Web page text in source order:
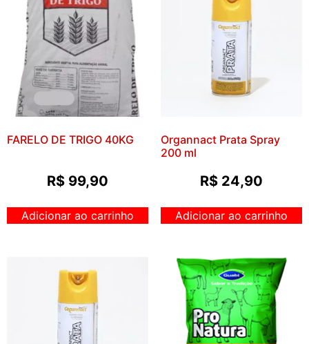
FARELO DE TRIGO 40KG
R$ 99,90
Adicionar ao carrinho
Organnact Prata Spray
200 ml
R$24,90
Adicionar ao carrinho